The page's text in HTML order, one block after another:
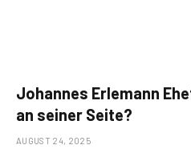
Johannes Erlemann
an seiner Seite?
AUGUST 24, 2025